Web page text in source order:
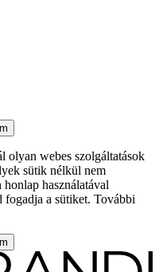
olyan webes szolgáltatások
sütik nélkül nem
használatával
fogadja a sütiket. További